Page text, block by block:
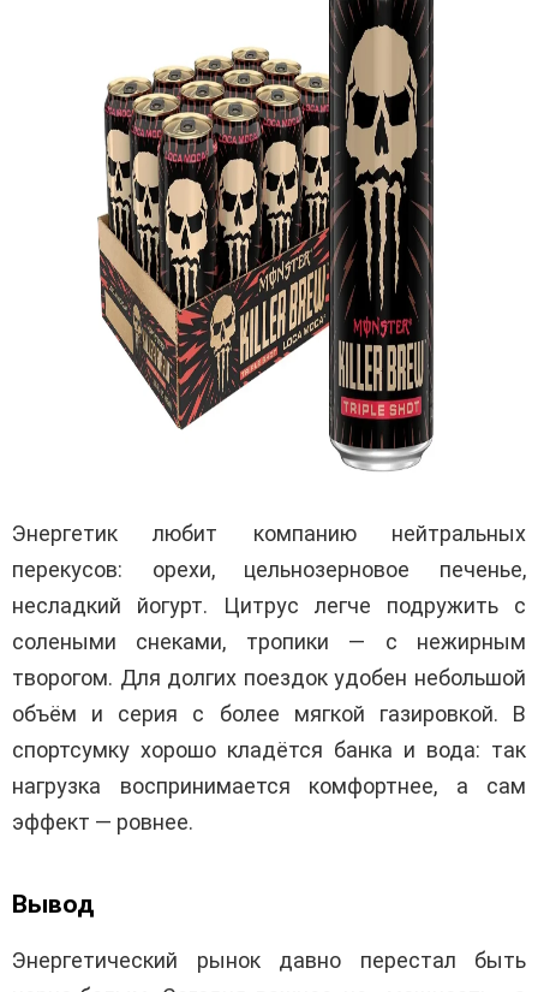
Энергетик любит компанию нейтральных
перекусов: орехи, цельнозерновое печенье,
несладкий йогурт. Цитрус легче подружить с
солеными снеками, тропики — с нежирным
творогом. Для долгих поездок удобен небольшой
объём и серия с более мягкой газировкой. В
спортсумку хорошо кладётся банка и вода: так
нагрузка воспринимается комфортнее, а сам
эффект — ровнее.
Вывод
Энергетический рынок давно перестал быть